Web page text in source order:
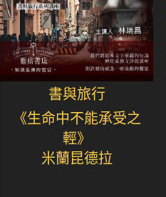
書與旅行
《生命中不能承受之
輕》
米蘭昆德拉